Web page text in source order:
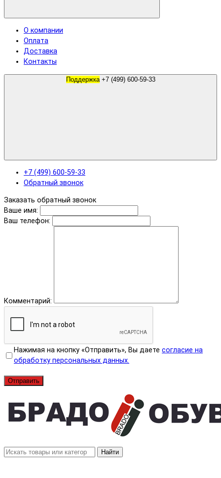
О компании
Оплата
Доставка
Контакты
Поддержка +7 (499) 600-59-33
+7 (499) 600-59-33
Обратный звонок
Заказать обратный звонок
Ваше имя:
Ваш телефон:
Комментарий:
Нажимая на кнопку «Отправить», Вы даете согласие на
обработку персональных данных.
Отправить
Найти